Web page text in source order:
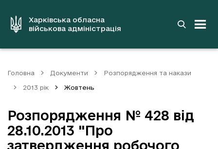
вмістуХарківська обласна
військова адміністрація
Головна Документи Розпорядження та накази
2013 рік Жовтень
Розпорядження № 428 від
28.10.2013 "Про
затвердження робочого